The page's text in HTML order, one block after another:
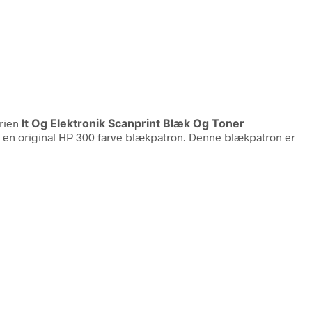
It Og Elektronik Scanprint Blæk Og Toner
original HP 300 farve blækpatron. Denne blækpatron er